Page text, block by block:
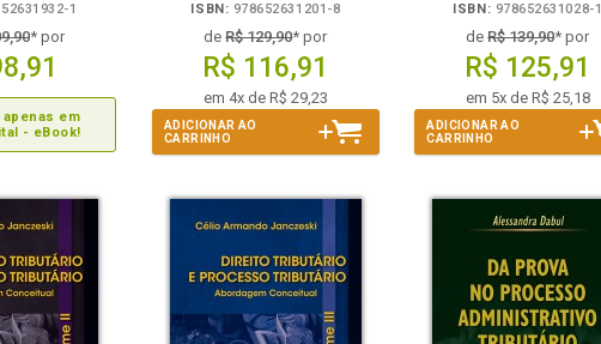
1
* por
em
- eBook!
ISBN: 978652631201-8
deR$ 129,90* por
R$ 116,91
em 4x de R$ 29,23
ADICIONAR AO
CARRINHO
ISBN: 978652631028-1
deR$ 139,90* por
R$ 125,91
em 5x de R$ 25,18
ADICIONAR AO
CARRINHO